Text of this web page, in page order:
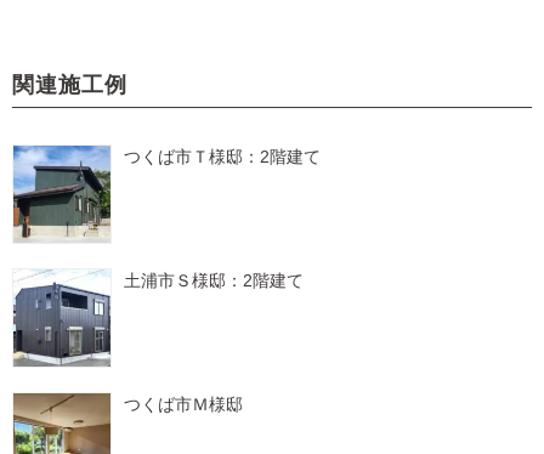
関連施工例
つくば市Ｔ様邸：2階建て
土浦市Ｓ様邸：2階建て
つくば市Ｍ様邸